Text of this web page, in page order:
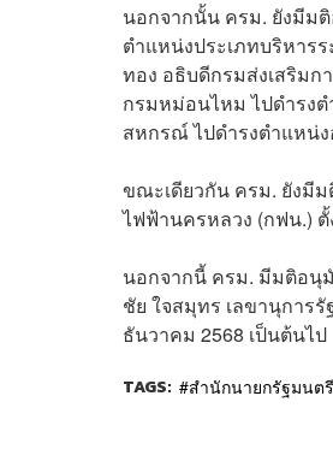
นอกจากนั้น ครม. ยังมีม
ตำแหน่งประเภทบริหาร
ทอง อธิบดีกรมส่งเสริมก
กรมหม่อนไหม ไปดำรง
สหกรณ์ ไปดำรงตำแหน่
ขณะเดียวกัน ครม. ยังมี
ไฟฟ้านครหลวง (กฟน.)
นอกจากนี้ ครม. มีมติอนุ
ชัย ใจสมุทร เลขานุการ
ธันวาคม 2568 เป็นต้นไป
TAGS: สำนักนายกรัฐมนตรี